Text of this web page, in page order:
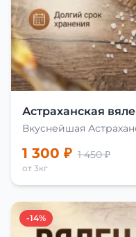
Астраханская
Вкуснейшая
1 300 ₽ 1 450 ₽
от 3кг
-14%